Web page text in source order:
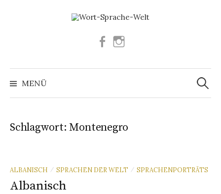
Facebook
MENÜ
Suchen
nach:
Schlagwort: Montenegro
ALBANISCH / SPRACHEN DER WELT / SPRACHENPORTRÄTS
Albanisch